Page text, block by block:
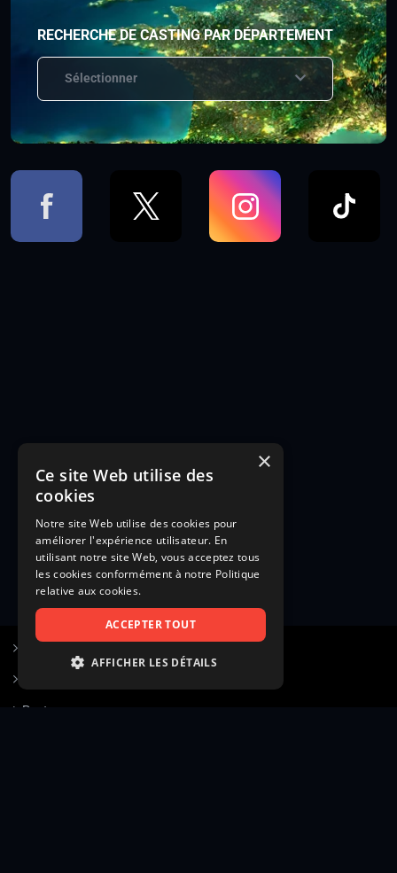
RECHERCHE DE CASTING PAR DÉPARTEMENT
Sélectionner
Poster une annonce
×
Ce site Web utilise des
cookies
Notre site Web utilise des cookies pour
améliorer l'expérience utilisateur. En
utilisant notre site Web, vous acceptez tous
les cookies conformément à notre Politique
relative aux cookies.
ACCEPTER TOUT
AFFICHER LES DÉTAILS